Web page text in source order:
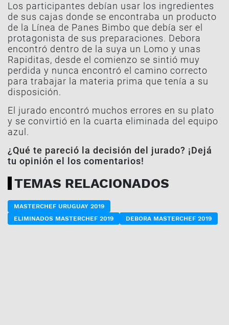
Los participantes debían usar los ingredientes
de sus cajas donde se encontraba un producto
de la Línea de Panes Bimbo que debía ser el
protagonista de sus preparaciones. Debora
encontró dentro de la suya un Lomo y unas
Rapiditas, desde el comienzo se sintió muy
perdida y nunca encontró el camino correcto
para trabajar la materia prima que tenía a su
disposición.
El jurado encontró muchos errores en su plato
y se convirtió en la cuarta eliminada del equipo
azul.
¿Qué te pareció la decisión del jurado? ¡Dejá
tu opinión el los comentarios!
TEMAS RELACIONADOS
MASTERCHEF URUGUAY 2019
ELIMINADOS MASTERCHEF 2019
DEBORA MASTERCHEF 2019